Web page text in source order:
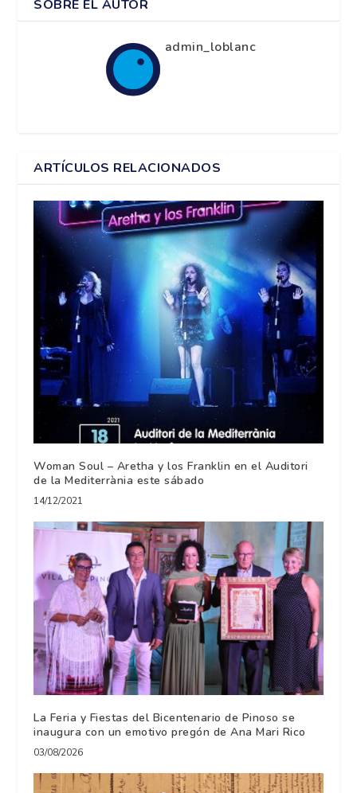
SOBRE EL AUTOR
admin_loblanc
ARTÍCULOS RELACIONADOS
Woman Soul – Aretha y los Franklin en el Auditori
de la Mediterrània este sábado
14/12/2021
La Feria y Fiestas del Bicentenario de Pinoso se
inaugura con un emotivo pregón de Ana Mari Rico
03/08/2026